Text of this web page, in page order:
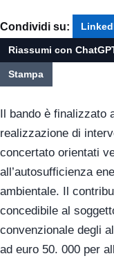
Condividi su:
Riassumi con
Stampa
Il bando è finalizzato
realizzazione di
concertato orientati
all’autosufficienza
ambientale. Il
concedibile al
convenzionale degli
ad euro 50. 000 per